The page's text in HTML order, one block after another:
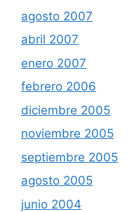
agosto 2007
abril 2007
enero 2007
febrero 2006
diciembre 2005
noviembre 2005
septiembre 2005
agosto 2005
junio 2004